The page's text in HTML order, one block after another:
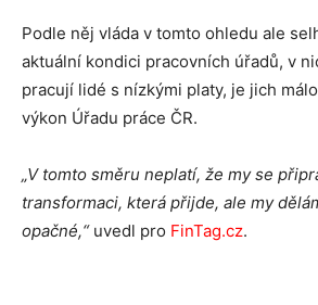
Podle něj vláda v tomto ohledu ale
aktuální kondici pracovních úřadů, v
pracují lidé s nízkými platy, je jich
výkon Úřadu práce ČR.
„V tomto směru neplatí, že my se
transformaci, která přijde, ale my
opačné,“uvedl pro FinTag.cz.